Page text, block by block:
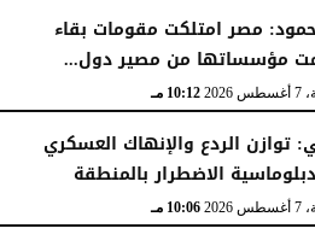
مصر امتلكت مقومات بقاء
مؤسساتها من مصير دول...
10:12 مـ
توازن الردع والإنهاك العسكري
الاضطرار بالمنطقة
10:06 مـ